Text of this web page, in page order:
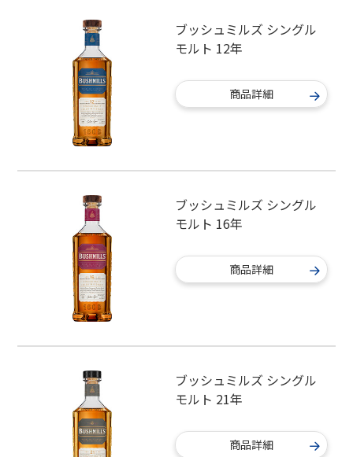
ブッシュミルズ シングル
モルト 12年
商品詳細
ブッシュミルズ シングル
モルト 16年
商品詳細
ブッシュミルズ シングル
モルト 21年
商品詳細